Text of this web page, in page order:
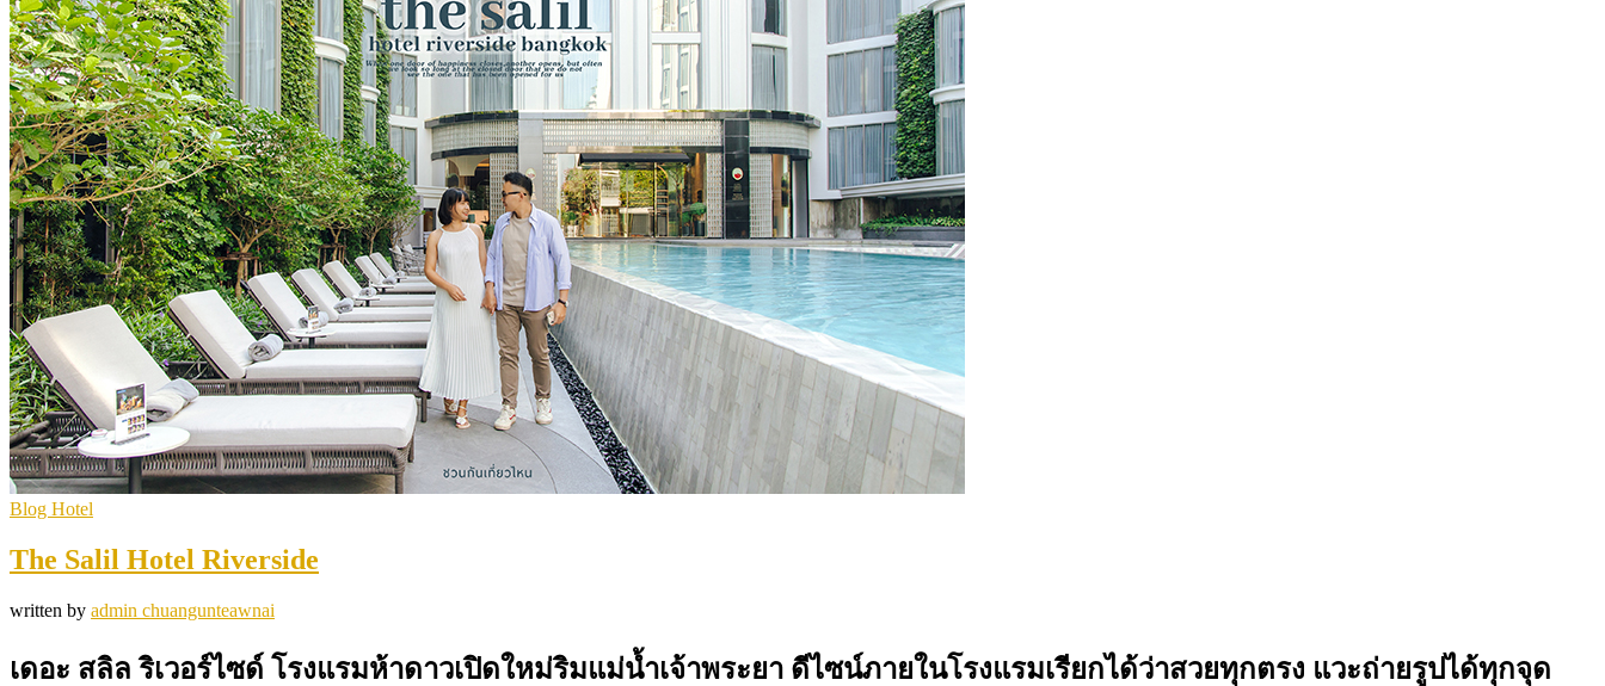
Blog Hotel
The Salil Hotel Riverside
written by admin chuangunteawnai
เดอะ สลิล ริเวอร์ไซด์ โรงแรมห้าดาวเปิดใหม่ริมแม่น้ำเจ้าพระยา ดีไซน์ภายในโรงแรมเรียกได้ว่าสวยทุกตรง แวะถ่ายรูปได้ทุกจุด